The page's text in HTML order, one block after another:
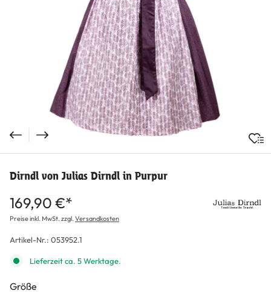
Dirndl von Julias Dirndl in Purpur
169,90 €*
Preise inkl. MwSt. zzgl.Versandkosten
Artikel-Nr.: 053952.1
Lieferzeit ca. 5 Werktage.
Größe